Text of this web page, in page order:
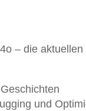
– die aktuellen
und